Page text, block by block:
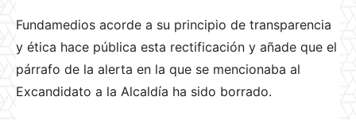
Fundamedios acorde a su principio de transparencia
y ética hace pública esta rectificación y añade que el
párrafo de la alerta en la que se mencionaba al
Excandidato a la Alcaldía ha sido borrado.